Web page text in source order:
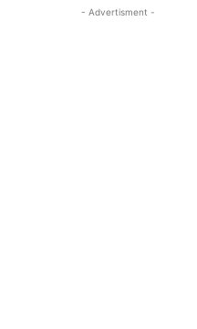
- Advertisment -